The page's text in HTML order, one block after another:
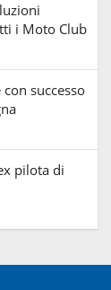
i Moto Club
successo
pilota di